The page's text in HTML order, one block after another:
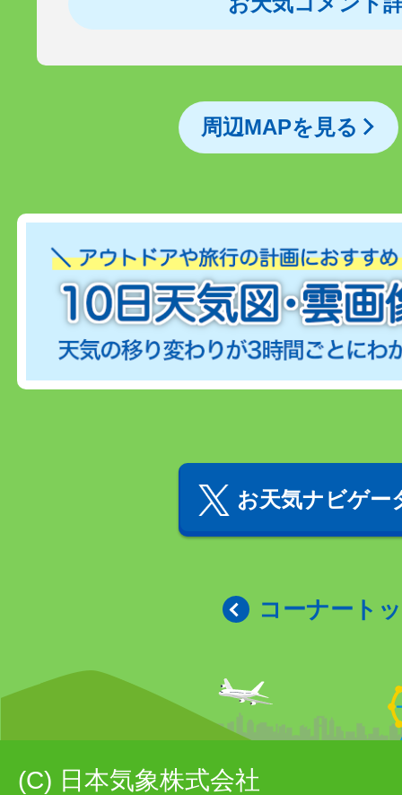
周辺MAPを見る
お天気ナビゲー
コーナート
(C) 日本気象株式会社